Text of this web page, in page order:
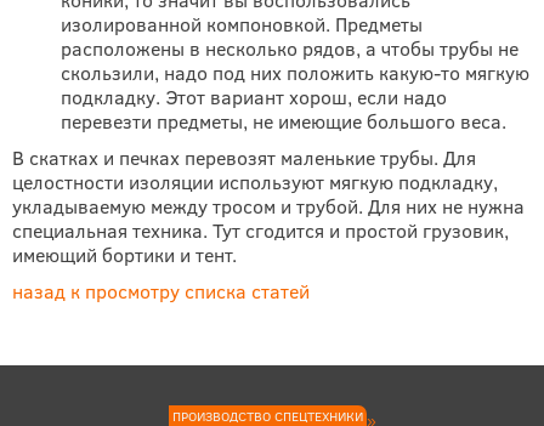
изолированной компоновкой. Предметы
расположены в несколько рядов, а чтобы трубы не
скользили, надо под них положить какую-то мягкую
подкладку. Этот вариант хорош, если надо
перевезти предметы, не имеющие большого веса.
В скатках и печках перевозят маленькие трубы. Для
целостности изоляции используют мягкую подкладку,
укладываемую между тросом и трубой. Для них не нужна
специальная техника. Тут сгодится и простой грузовик,
имеющий бортики и тент.
назад к просмотру списка статей
ПРОИЗВОДСТВО СПЕЦТЕХНИКИ